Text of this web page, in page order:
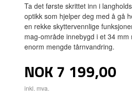
Ta det første skrittet inn i
optikk som hjelper deg med å gå
en rekke skyttervennlige
mag-område innebygd i et 34 mm
enorm mengde tårnvandring.
Pris
NOK7 199,00
inkl. mva.